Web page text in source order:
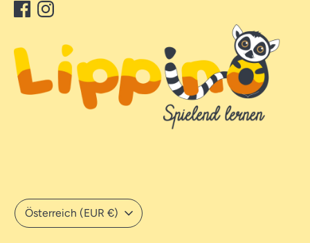
Währung
Österreich (EUR €)